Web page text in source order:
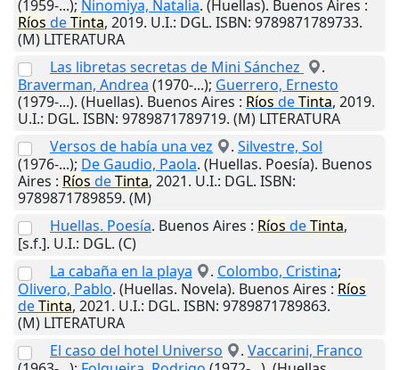
(1959-...); Ninomiya, Natalia. (Huellas). Buenos Aires :
Ríos deTinta, 2019. U.I.: DGL. ISBN: 9789871789733.
(M) LITERATURA
Las libretas secretas de Mini Sánchez
.
Braverman, Andrea (1970-...); Guerrero, Ernesto
(1979-...). (Huellas). Buenos Aires : Ríos deTinta, 2019.
U.I.: DGL. ISBN: 9789871789719. (M) LITERATURA
Versos de había una vez
. Silvestre, Sol
(1976-...); De Gaudio, Paola. (Huellas. Poesía). Buenos
Aires : Ríos deTinta, 2021. U.I.: DGL. ISBN:
9789871789859. (M)
Huellas. Poesía. Buenos Aires : Ríos deTinta,
[s.f.]. U.I.: DGL. (C)
La cabaña en la playa
. Colombo, Cristina;
Olivero, Pablo. (Huellas. Novela). Buenos Aires : Ríos
deTinta, 2021. U.I.: DGL. ISBN: 9789871789863.
(M) LITERATURA
El caso del hotel Universo
. Vaccarini, Franco